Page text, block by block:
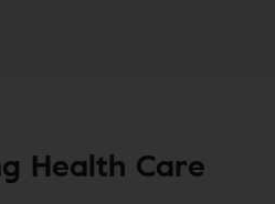
Health Care